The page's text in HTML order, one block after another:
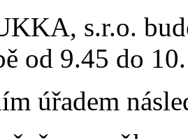
s.r.o.
od 9.45 do
úřadem